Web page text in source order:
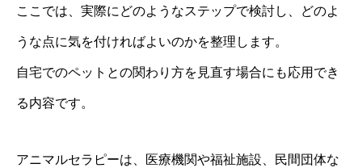
ここでは、実際にどのようなステップで検討し、どのよ
うな点に気を付ければよいのかを整理します。
自宅でのペットとの関わり方を見直す場合にも応用でき
る内容です。
アニマルセラピーは、医療機関や福祉施設、民間団体な